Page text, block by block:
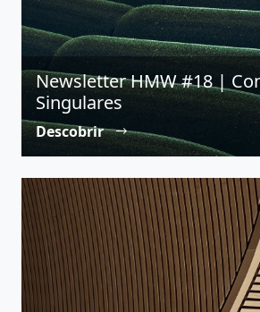
Newsletter HMW #18 |
Singulares
Descobrir